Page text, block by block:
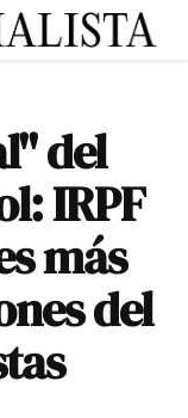
del
IRPF
más
del